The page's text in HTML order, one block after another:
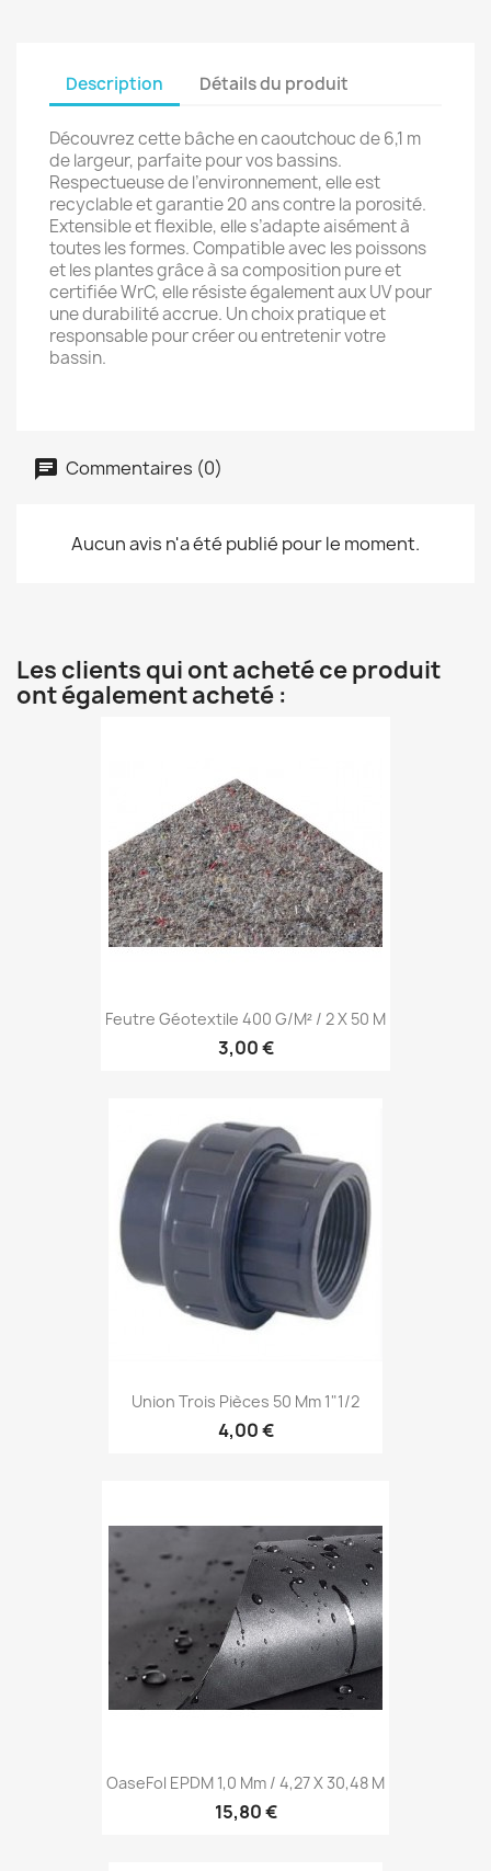
Description Détails du produit
Découvrez cette bâche en caoutchouc de 6,1 m
de largeur, parfaite pour vos bassins.
Respectueuse de l’environnement, elle est
recyclable et garantie 20 ans contre la porosité.
Extensible et flexible, elle s’adapte aisément à
toutes les formes. Compatible avec les poissons
et les plantes grâce à sa composition pure et
certifiée WrC, elle résiste également aux UV pour
une durabilité accrue. Un choix pratique et
responsable pour créer ou entretenir votre
bassin.
Commentaires (0)
Aucun avis n'a été publié pour le moment.
Les clients qui ont acheté ce produit
ont également acheté :
Feutre Géotextile 400 G/m² / 2 X 50 M
3,00 €
Union Trois Pièces 50 Mm 1"1/2
4,00 €
OaseFol EPDM 1,0 Mm / 4,27 X 30,48 M
15,80 €